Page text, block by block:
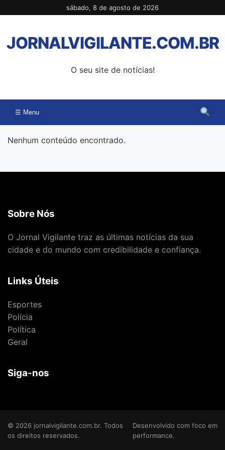
para
conteúdo
sábado, 8 de agosto de 2026
JORNALVIGILANTE.COM.BR
O seu site de notícias!
☰ Menu
Nenhum conteúdo encontrado.
Sobre Nós
O Jornal Vigilante traz as últimas notícias da sua
cidade e do mundo com credibilidade e confiança.
Links Úteis
Esportes
Polícia
Política
Geral
Siga-nos
© 2026 jornalvigilante.com.br. Todos
os direitos reservados.
Desenvolvido com foco em
performance.